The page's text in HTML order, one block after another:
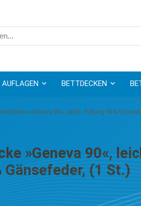
AUFLAGEN BETTDECKEN
»Geneva 90«, leicht, Füllung 90%
»Geneva 90«,
Gänsefeder, (1 St.)